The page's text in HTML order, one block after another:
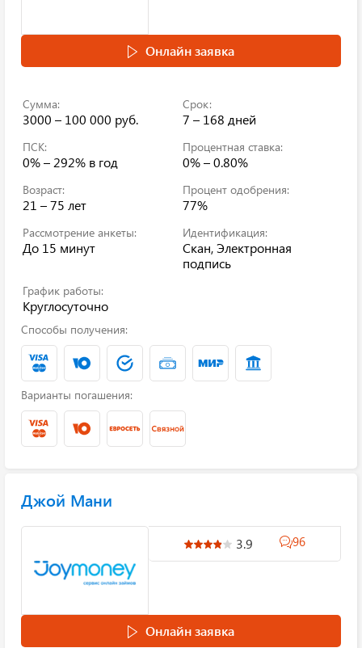
Онлайн заявка
Сумма:
3000 – 100 000 руб.
Срок:
7 – 168 дней
ПСК:
0% – 292% в год
Процентная ставка:
0% – 0.80%
Возраст:
21 – 75 лет
Процент одобрения:
77%
Рассмотрение анкеты:
До 15 минут
Идентификация:
Скан, Электронная
подпись
График работы:
Круглосуточно
Способы получения:
Варианты погашения:
Джой Мани
3.9 96
Онлайн заявка